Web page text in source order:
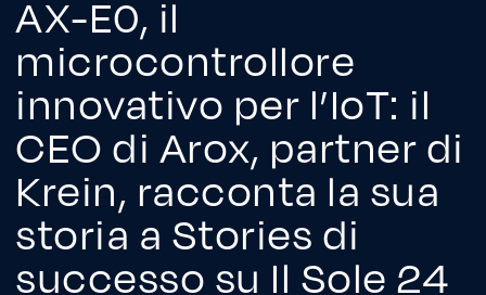
AX-E0, il
microcontrollore
innovativo per l’IoT: il
CEO di Arox, partner di
Krein, racconta la sua
storia a Stories di
successo su Il Sole 24